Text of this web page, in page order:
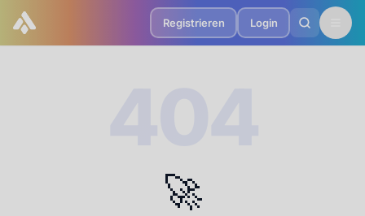
Registrieren Login
🚀